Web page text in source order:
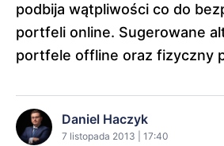
podbija wątpliwości co do
portfeli online. Sugerowane
portfele offline oraz fizyczny
Daniel Haczyk
7 listopada 2013 | 17:40